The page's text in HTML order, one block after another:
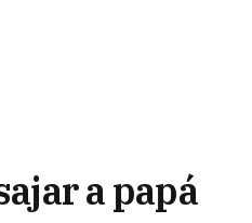
a papá